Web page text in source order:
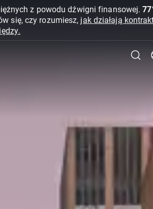
z powodu dźwigni finansowej.
się, czy rozumiesz, jak działają